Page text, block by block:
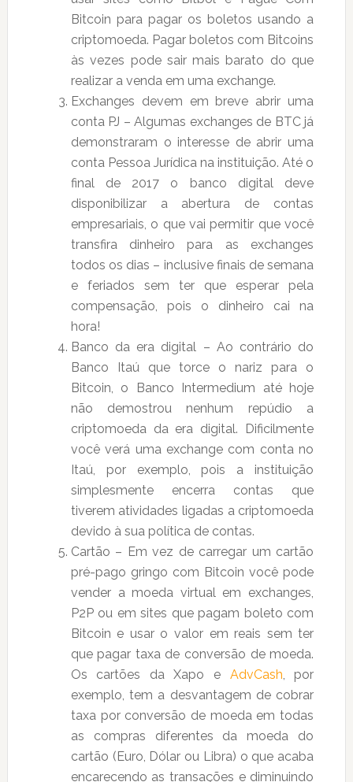
Bitcoin para pagar os boletos usando a
criptomoeda. Pagar boletos com Bitcoins
às vezes pode sair mais barato do que
realizar a venda em uma exchange.
Exchanges devem em breve abrir uma
conta PJ – Algumas exchanges de BTC já
demonstraram o interesse de abrir uma
conta Pessoa Jurídica na instituição. Até o
final de 2017 o banco digital deve
disponibilizar a abertura de contas
empresariais, o que vai permitir que você
transfira dinheiro para as exchanges
todos os dias – inclusive finais de semana
e feriados sem ter que esperar pela
compensação, pois o dinheiro cai na
hora!
Banco da era digital – Ao contrário do
Banco Itaú que torce o nariz para o
Bitcoin, o Banco Intermedium até hoje
não demostrou nenhum repúdio a
criptomoeda da era digital. Dificilmente
você verá uma exchange com conta no
Itaú, por exemplo, pois a instituição
simplesmente encerra contas que
tiverem atividades ligadas a criptomoeda
devido à sua política de contas.
Cartão – Em vez de carregar um cartão
pré-pago gringo com Bitcoin você pode
vender a moeda virtual em exchanges,
P2P ou em sites que pagam boleto com
Bitcoin e usar o valor em reais sem ter
que pagar taxa de conversão de moeda.
Os cartões da Xapo e AdvCash, por
exemplo, tem a desvantagem de cobrar
taxa por conversão de moeda em todas
as compras diferentes da moeda do
cartão (Euro, Dólar ou Libra) o que acaba
encarecendo as transações e diminuindo